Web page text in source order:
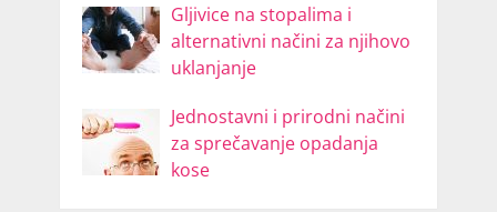
Gljivice na stopalima i
alternativni načini za njihovo
uklanjanje
Jednostavni i prirodni načini
za sprečavanje opadanja
kose